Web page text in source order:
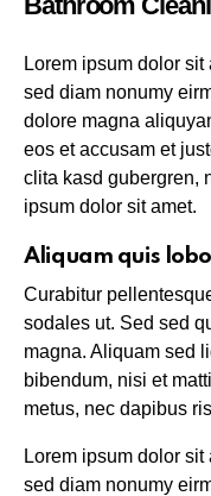
Lorem ipsum dolor
sed diam nonumy
dolore magna
eos et accusam et
clita kasd gubergren,
ipsum dolor sit amet.
Aliquam quis
Curabitur
sodales ut. Sed sed
magna. Aliquam sed
bibendum, nisi et
metus, nec dapibus
Lorem ipsum dolor
sed diam nonumy